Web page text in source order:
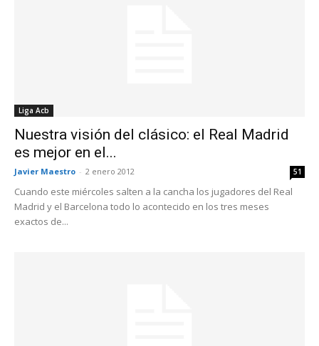
Liga Acb
Nuestra visión del clásico: el Real Madrid
es mejor en el...
Javier Maestro - 2 enero 2012 51
Cuando este miércoles salten a la cancha los jugadores del Real
Madrid y el Barcelona todo lo acontecido en los tres meses
exactos de...